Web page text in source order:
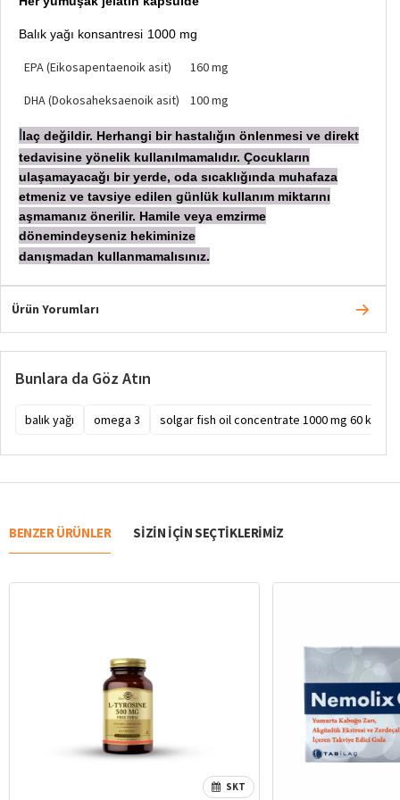
Balık yağı konsantresi 1000 mg
EPA (Eikosapentaenoik asit) 160 mg
DHA (Dokosaheksaenoik asit) 100 mg
laç değildir. Herhangi bir hastalığın önlenmesi ve direkt
tedavisine yönelik kullanılmamalıdır. Çocukların
ulaşamayacağı bir yerde, oda sıcaklığında muhafaza
etmeniz ve tavsiye edilen günlük kullanım miktarını
aşmamanız önerilir. Hamile veya emzirme
dönemindeyseniz hekiminize
danışmadan kullanmamalısınız.
Ürün Yorumları
Bunlara da Göz Atın
balık yağı omega 3 solgar fish oil concentrate 1000 mg 60 kapsül
BENZER ÜRÜNLER SIZIN IÇIN SEÇTIKLERIMIZ
SKT